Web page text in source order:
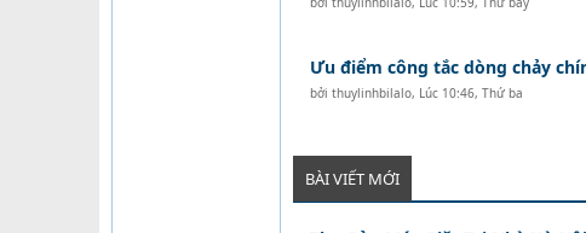
Ưu điểm công tắc dòng chảy
bởi thuylinhbilalo, Lúc 10:46, Thứ ba
BÀI VIẾT MỚI